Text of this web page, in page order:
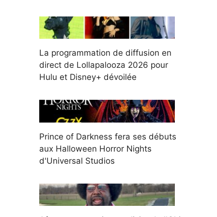
La programmation de diffusion en
direct de Lollapalooza 2026 pour
Hulu et Disney+ dévoilée
Prince of Darkness fera ses débuts
aux Halloween Horror Nights
d'Universal Studios